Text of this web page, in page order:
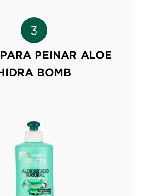
PEINAR ALOE
BOMB